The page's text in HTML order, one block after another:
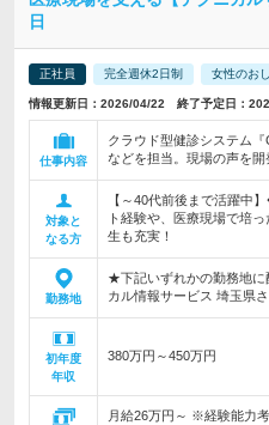
日
正社員 完全週休2日制 女性のお
情報更新日：2026/04/22 終了予定日：
仕事内容
クラウド型健診システム
などを担当。現場の声を開
対象と
なる方
【～40代前後まで活躍中
ト経験や、医療現場で培
生も充実！
勤務地
★下記いずれかの勤務地に
カル情報サービス 埼玉県
初年度
年収
380万円～450万円
月給26万円～ ※経験能力